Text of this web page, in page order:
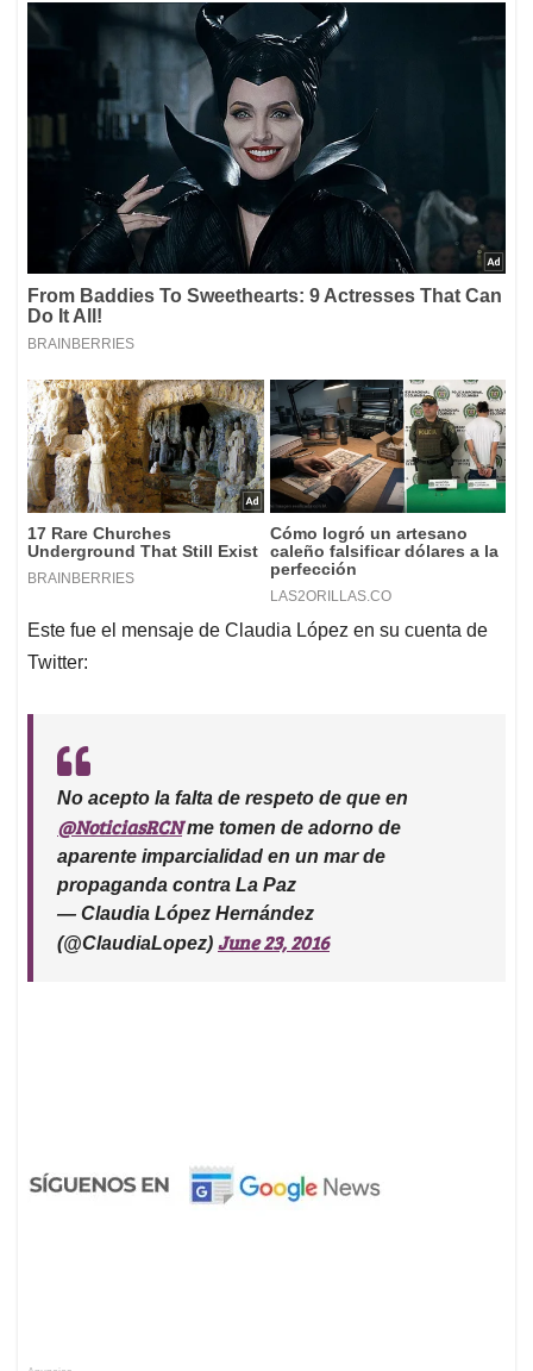
Este fue el mensaje de Claudia López en su cuenta de
Twitter:
No acepto la falta de respeto de que en
@NoticiasRCNme tomen de adorno de
aparente imparcialidad en un mar de
propaganda contra La Paz
— Claudia López Hernández
(@ClaudiaLopez) June 23, 2016